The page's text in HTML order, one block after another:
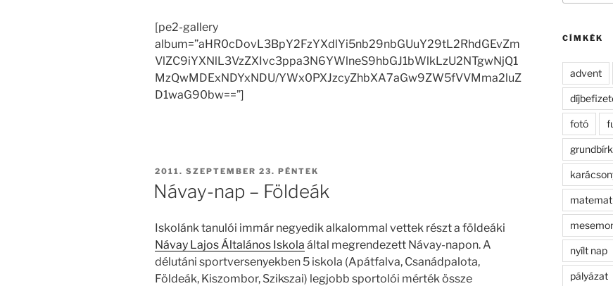
[pe2-gallery
album=”aHR0cDovL3BpY2FzYXdlYi5nb29nbGUuY29tL2RhdGEvZm
VlZC9iYXNlL3VzZXIvc3ppa3N6YWlneS9hbGJ1bWlkLzU2NTgwNjQ1
MzQwMDExNDYxNDU/YWx0PXJzcyZhbXA7aGw9ZW5fVVMma2luZ
D1waG90bw==”]
BEKÜLDVE:
2011. SZEPTEMBER 23. PÉNTEK
Návay-nap – Földeák
Iskolánk tanulói immár negyedik alkalommal vettek részt a földeáki
Návay Lajos Általános Iskola által megrendezett Návay-napon. A
délutáni sportversenyekben 5 iskola (Apátfalva, Csanádpalota,
Földeák, Kiszombor, Szikszai) legjobb sportolói mérték össze
következő
CÍMKÉK
advent
fotó
nyílt nap
pályázat